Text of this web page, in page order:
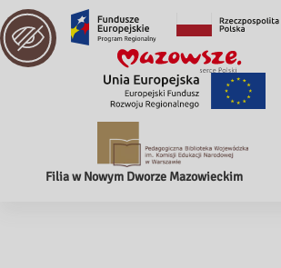
Filia w Nowym Dworze Mazowieckim